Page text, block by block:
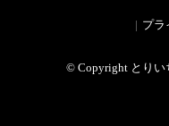
プラ
© Copyright とりい